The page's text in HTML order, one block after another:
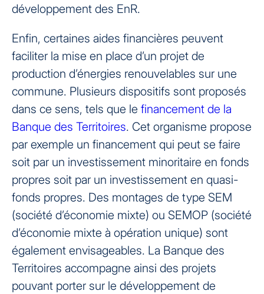
développement des EnR.
Enfin, certaines aides financières peuvent
faciliter la mise en place d’un projet de
production d’énergies renouvelables sur une
commune. Plusieurs dispositifs sont proposés
dans ce sens, tels que le financement de la
Banque des Territoires. Cet organisme propose
par exemple un financement qui peut se faire
soit par un investissement minoritaire en fonds
propres soit par un investissement en quasi-
fonds propres. Des montages de type SEM
(société d’économie mixte) ou SEMOP (société
d’économie mixte à opération unique) sont
également envisageables. La Banque des
Territoires accompagne ainsi des projets
pouvant porter sur le développement de